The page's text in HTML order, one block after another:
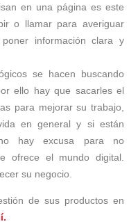
en una página es este
o llamar para averiguar
información clara y
se hacen buscando
ello hay que sacarles el
para mejorar su trabajo,
en general y si están
hay excusa para no
ofrece el mundo digital.
su negocio.
de sus productos en